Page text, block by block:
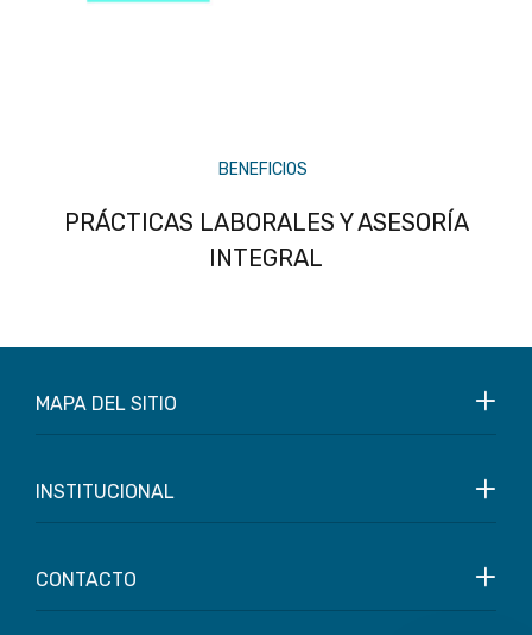
BENEFICIOS
PRÁCTICAS LABORALES Y ASESORÍA
INTEGRAL
MAPA DEL SITIO
INSTITUCIONAL
CONTACTO